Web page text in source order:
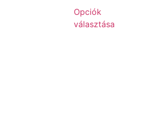
Opciók
választása